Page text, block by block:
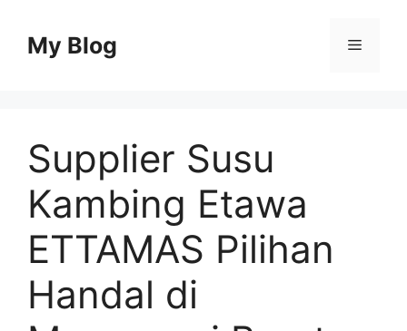
contentMy Blog Menu
Supplier Susu
Kambing Etawa
ETTAMAS Pilihan
Handal di